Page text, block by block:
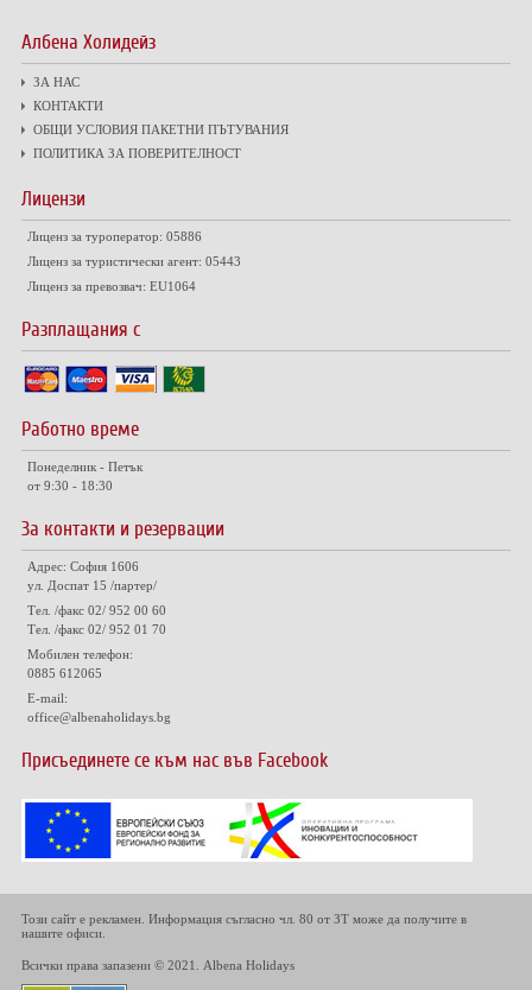
Албена Холидейз
ЗА НАС
КОНТАКТИ
ОБЩИ УСЛОВИЯ ПАКЕТНИ ПЪТУВАНИЯ
ПОЛИТИКА ЗА ПОВЕРИТЕЛНОСТ
Лицензи
Лиценз за туроператор: 05886
Лиценз за туристически агент: 05443
Лиценз за превозвач: EU1064
Разплащания с
Работно време
Понеделник - Петък
от 9:30 - 18:30
За контакти и резервации
Адрес: София 1606
ул. Доспат 15 /партер/
Тел. /факс 02/ 952 00 60
Тел. /факс 02/ 952 01 70
Мобилен телефон:
0885 612065
E-mail:
office@albenaholidays.bg
Присъединете се към нас във Facebook
Този сайт е рекламен. Информация съгласно чл. 80 от ЗТ може да получите в
нашите офиси.
Всички права запазени © 2021. Albena Holidays